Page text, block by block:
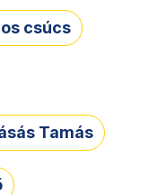
csúcs
Tamás